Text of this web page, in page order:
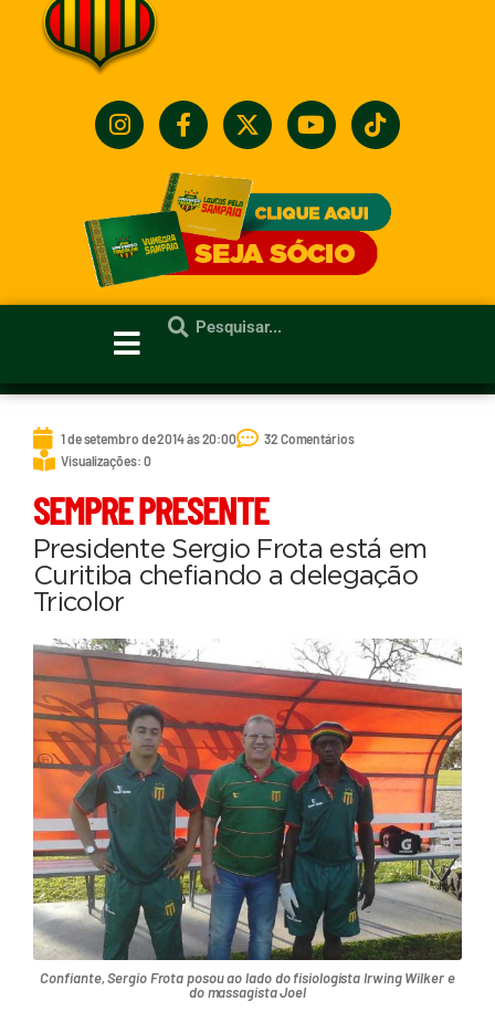
1 de setembro de 2014 às 20:00
32 Comentários
Visualizações: 0
SEMPRE PRESENTE
Presidente Sergio Frota está em
Curitiba chefiando a delegação
Tricolor
Confiante, Sergio Frota posou ao lado do fisiologista Irwing Wilker e
do massagista Joel